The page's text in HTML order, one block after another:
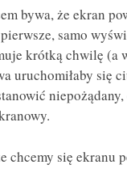
bywa, że ekran
samo
krótką chwilę (a
uruchomiłaby się
chcemy się ekranu